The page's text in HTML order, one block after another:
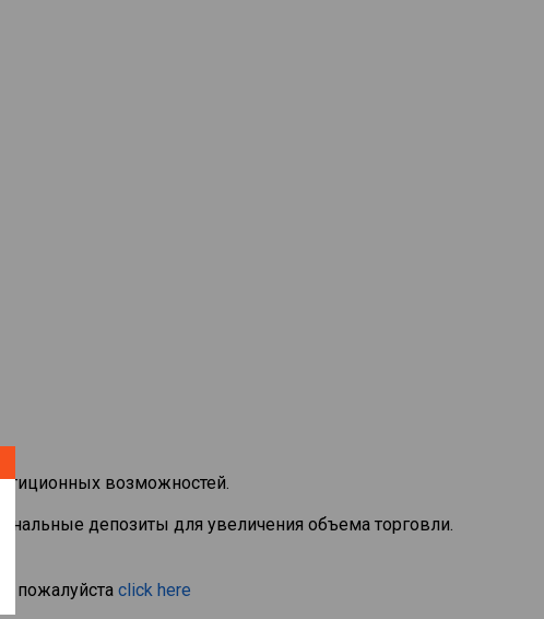
возможностей.
депозиты для увеличения объема торговли.
пожалуйста click here